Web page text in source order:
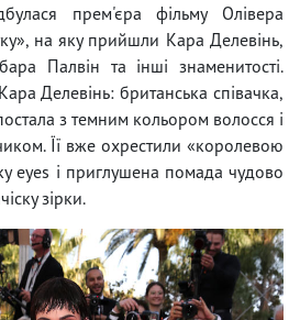
прем'єра фільму Олівера
на яку прийшли Кара Делевінь,
Палвін та інші знаменитості.
Делевінь: британська співачка,
з темним кольором волосся і
Її вже охрестили «королевою
eyes і приглушена помада чудово
зірки.